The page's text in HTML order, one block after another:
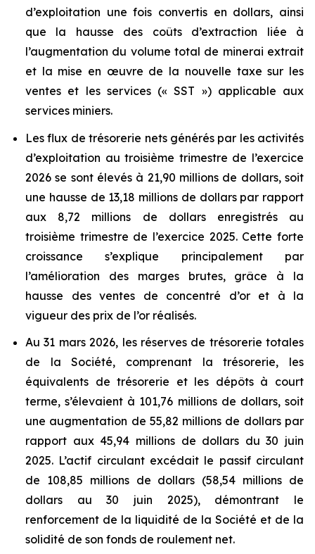
d’exploitation une fois convertis en dollars, ainsi
que la hausse des coûts d’extraction liée à
l’augmentation du volume total de minerai extrait
et la mise en œuvre de la nouvelle taxe sur les
ventes et les services (« SST ») applicable aux
services miniers.
Les flux de trésorerie nets générés par les activités
d’exploitation au troisième trimestre de l’exercice
2026 se sont élevés à 21,90 millions de dollars, soit
une hausse de 13,18 millions de dollars par rapport
aux 8,72 millions de dollars enregistrés au
troisième trimestre de l’exercice 2025. Cette forte
croissance s’explique principalement par
l’amélioration des marges brutes, grâce à la
hausse des ventes de concentré d’or et à la
vigueur des prix de l’or réalisés.
Au 31 mars 2026, les réserves de trésorerie totales
de la Société, comprenant la trésorerie, les
équivalents de trésorerie et les dépôts à court
terme, s’élevaient à 101,76 millions de dollars, soit
une augmentation de 55,82 millions de dollars par
rapport aux 45,94 millions de dollars du 30 juin
2025. L’actif circulant excédait le passif circulant
de 108,85 millions de dollars (58,54 millions de
dollars au 30 juin 2025), démontrant le
renforcement de la liquidité de la Société et de la
solidité de son fonds de roulement net.